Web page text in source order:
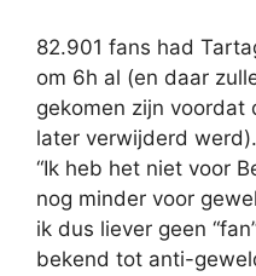
82.901 fans had
om 6h al (en daar
gekomen zijn voordat
later verwijderd werd).
“Ik heb het niet voor
nog minder voor
ik dus liever geen
bekend tot anti-